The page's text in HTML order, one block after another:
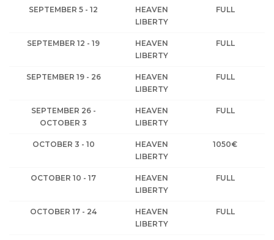
SEPTEMBER 5 - 12
HEAVEN
LIBERTY
FULL
SEPTEMBER 12 - 19
HEAVEN
LIBERTY
FULL
SEPTEMBER 19 - 26
HEAVEN
LIBERTY
FULL
SEPTEMBER 26 -
OCTOBER 3
HEAVEN
LIBERTY
FULL
OCTOBER 3 - 10
HEAVEN
LIBERTY
1050€
OCTOBER 10 - 17
HEAVEN
LIBERTY
FULL
OCTOBER 17 - 24
HEAVEN
LIBERTY
FULL